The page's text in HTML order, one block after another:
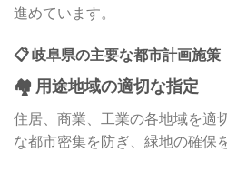
進めています。
📋 岐阜県の主要な都市計画施策
🏘️ 用途地域の適切な指定
住居、商業、工業の各地域を適
な都市密集を防ぎ、緑地の確保